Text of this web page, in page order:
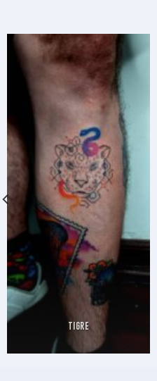
TIGRE